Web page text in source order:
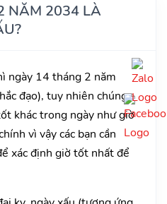
NĂM 2034 LÀ
ngày 14 tháng 2 năm
đạo), tuy nhiên chúng
khác trong ngày như giờ
vì vậy các bạn cần
xác định giờ tốt nhất để